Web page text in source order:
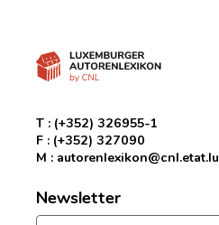
T : (+352) 326955-1
F : (+352) 327090
M : autorenlexikon@cnl.etat.lu
Newsletter